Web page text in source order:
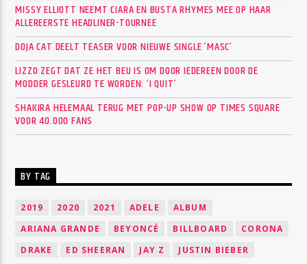
MISSY ELLIOTT NEEMT CIARA EN BUSTA RHYMES MEE OP HAAR
ALLEREERSTE HEADLINER-TOURNEE
DOJA CAT DEELT TEASER VOOR NIEUWE SINGLE ‘MASC’
LIZZO ZEGT DAT ZE HET BEU IS OM DOOR IEDEREEN DOOR DE
MODDER GESLEURD TE WORDEN: ‘I QUIT’
SHAKIRA HELEMAAL TERUG MET POP-UP SHOW OP TIMES SQUARE
VOOR 40.000 FANS
BY TAG
2019 2020 2021 ADELE
ALBUM
ARIANA GRANDE
BEYONCÉ BILLBOARD
CORONA
DRAKE
ED SHEERAN JAY Z
JUSTIN BIEBER